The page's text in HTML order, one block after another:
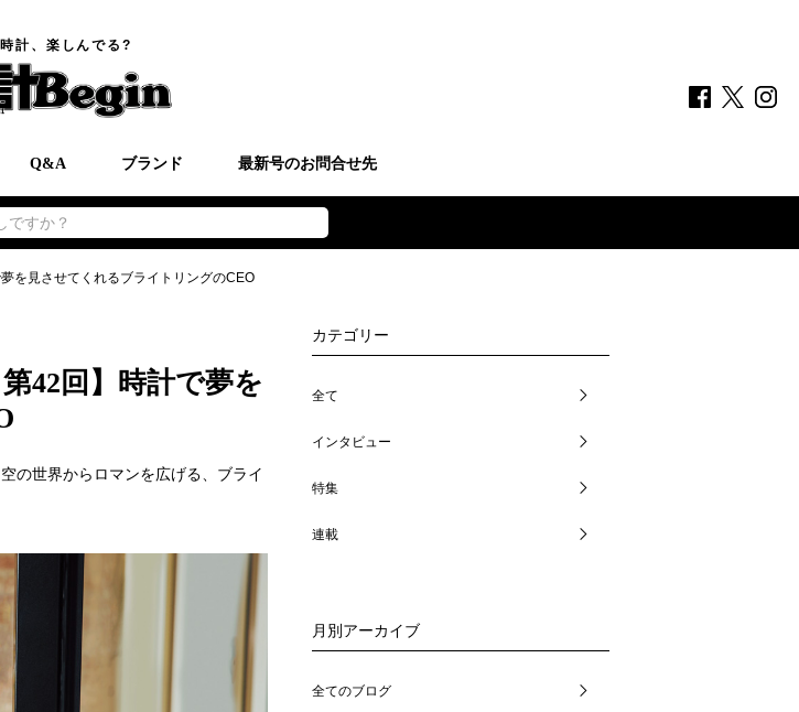
計、楽しんでる?
Q&A ブランド 最新号のお問合せ先
ですか？
を見させてくれるブライトリングのCEO
42回】時計で夢を
の世界からロマンを広げる、ブライ
カテゴリー
全て
インタビュー
特集
連載
月別アーカイブ
全てのブログ